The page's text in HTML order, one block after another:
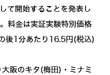
て開始することを発表し
料金は実証実験特別価格
後1分あたり16.5円(税込)
阪のキタ(梅田)・ミナミ